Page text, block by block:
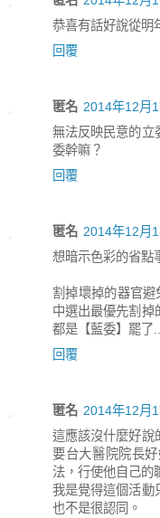
恭喜有話好說從明
回覆
匿名 2014年12月
無法反映民意的立
委幹嘛？
回覆
匿名 2014年12月
想暗示色彩的省點
割掉壞掉的器官
中選出最優先割掉
都是【藍委】罷了...
回覆
匿名 2014年12月
這應該沒什麼好說
要台大醫院院長
法，行使他自己的
我是覺得這個活動
也不是很認同。